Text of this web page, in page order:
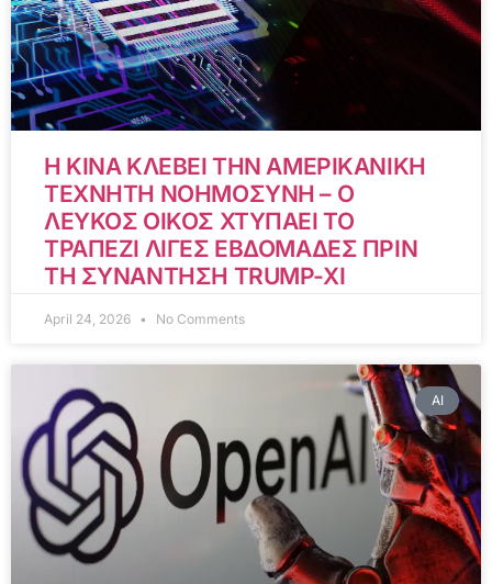
Η ΚΙΝΑ ΚΛΕΒΕΙ ΤΗΝ ΑΜΕΡΙΚΑΝΙΚΗ
ΤΕΧΝΗΤΗ ΝΟΗΜΟΣΥΝΗ – Ο
ΛΕΥΚΟΣ ΟΙΚΟΣ ΧΤΥΠΑΕΙ ΤΟ
ΤΡΑΠΕΖΙ ΛΙΓΕΣ ΕΒΔΟΜΑΔΕΣ ΠΡΙΝ
ΤΗ ΣΥΝΑΝΤΗΣΗ TRUMP-XI
April 24, 2026 No Comments
AI